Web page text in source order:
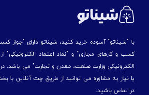
با "شیناتو" آسوده خرید کنید، شیناتو دارای "جواز
کسب و کارهای مجازی" و "نماد اعتماد الکترونیکی"
الكترونیكی وزارت صنعت، معدن و تجارت" می باشد.
یا نیاز به مشاوره می توانید از طریق چت آنلاین
در تماس باشید.